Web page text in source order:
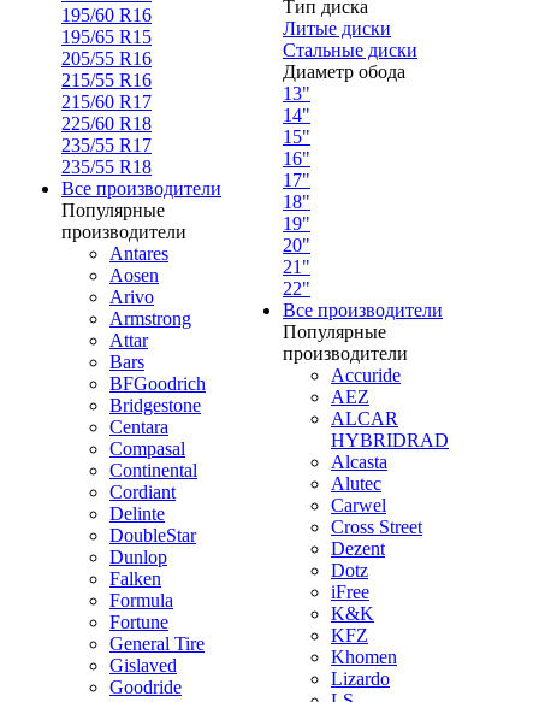
195/60 R16
195/65 R15
205/55 R16
215/55 R16
215/60 R17
225/60 R18
235/55 R17
235/55 R18
Все производители
Популярные
производители
Antares
Aosen
Arivo
Armstrong
Attar
Bars
BFGoodrich
Bridgestone
Centara
Compasal
Continental
Cordiant
Delinte
DoubleStar
Dunlop
Falken
Formula
Fortune
General Tire
Gislaved
Goodride
Тип диска
Литые диски
Стальные диски
Диаметр обода
13"
14"
15"
16"
17"
18"
19"
20"
21"
22"
Все производители
Популярные
производители
Accuride
AEZ
ALCAR
HYBRIDRAD
Alcasta
Alutec
Carwel
Cross Street
Dezent
Dotz
iFree
K&K
KFZ
Khomen
Lizardo